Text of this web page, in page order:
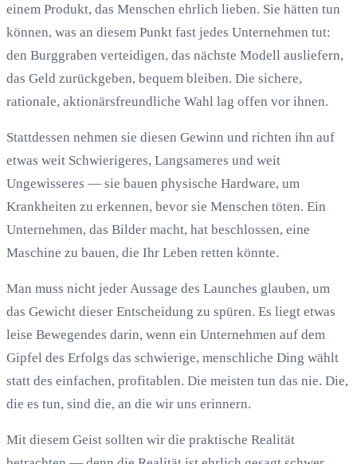
einem Produkt, das Menschen ehrlich lieben. Sie hätten tun
können, was an diesem Punkt fast jedes Unternehmen tut:
den Burggraben verteidigen, das nächste Modell ausliefern,
das Geld zurückgeben, bequem bleiben. Die sichere,
rationale, aktionärsfreundliche Wahl lag offen vor ihnen.
Stattdessen nehmen sie diesen Gewinn und richten ihn auf
etwas weit Schwierigeres, Langsameres und weit
Ungewisseres — sie bauen physische Hardware, um
Krankheiten zu erkennen, bevor sie Menschen töten. Ein
Unternehmen, das Bilder macht, hat beschlossen, eine
Maschine zu bauen, die Ihr Leben retten könnte.
Man muss nicht jeder Aussage des Launches glauben, um
das Gewicht dieser Entscheidung zu spüren. Es liegt etwas
leise Bewegendes darin, wenn ein Unternehmen auf dem
Gipfel des Erfolgs das schwierige, menschliche Ding wählt
statt des einfachen, profitablen. Die meisten tun das nie. Die,
die es tun, sind die, an die wir uns erinnern.
Mit diesem Geist sollten wir die praktische Realität